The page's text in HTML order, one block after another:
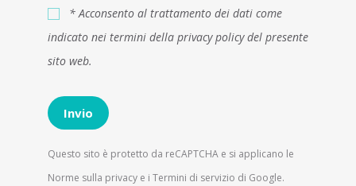
* Acconsento al trattamento dei dati come
indicato nei termini della privacy policydel presente
sito web.
Questo sito è protetto da reCAPTCHA e si applicano le
Norme sulla privacy e i Termini di servizio di Google.